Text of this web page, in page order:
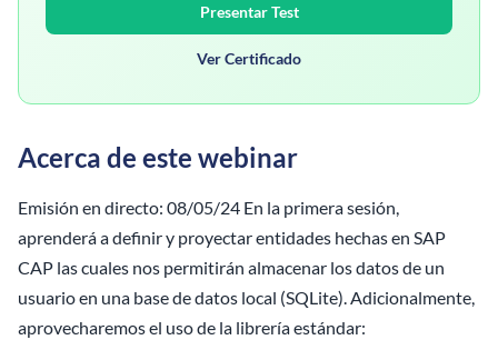
Presentar Test
Ver Certificado
Acerca de este webinar
Emisión en directo: 08/05/24 En la primera sesión,
aprenderá a definir y proyectar entidades hechas en SAP
CAP las cuales nos permitirán almacenar los datos de un
usuario en una base de datos local (SQLite). Adicionalmente,
aprovecharemos el uso de la librería estándar: